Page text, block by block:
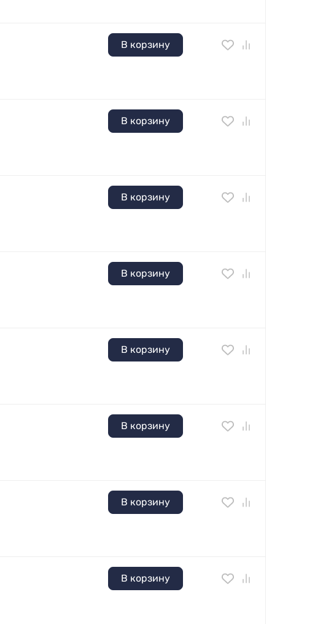
В корзину
В корзину
В корзину
В корзину
В корзину
В корзину
В корзину
В корзину